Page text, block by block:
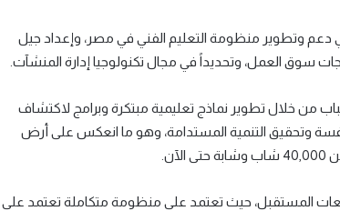
دعم وتطوير منظومة التعليم الفني في مصر، وإعداد جيل
سوق العمل، وتحديداً في مجال تكنولوجيا إدارة المنشآت.
من خلال تطوير نماذج تعليمية مبتكرة وبرامج لاكتشاف
وتحقيق التنمية المستدامة، وهو ما انعكس على أرض
المستقبل، حيث تعتمد على منظومة متكاملة تعتمد على